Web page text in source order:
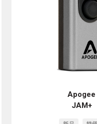
Apogee
JAM+